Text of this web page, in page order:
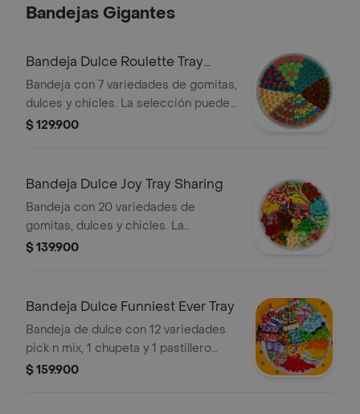
Bandejas Gigantes
Bandeja Dulce Roulette Tray
Sharing
Bandeja con 7 variedades de gomitas,
dulces y chicles. La selección puede
variar según disponibilidad.
$ 129.900
Bandeja Dulce Joy Tray Sharing
Bandeja con 20 variedades de
gomitas, dulces y chicles. La
selección puede variar según
$ 139.900
Bandeja Dulce Funniest Ever Tray
Bandeja de dulce con 12 variedades
pick n mix, 1 chupeta y 1 pastillero
swikar, 6 dulces y 3 chocolatinas
$ 159.900